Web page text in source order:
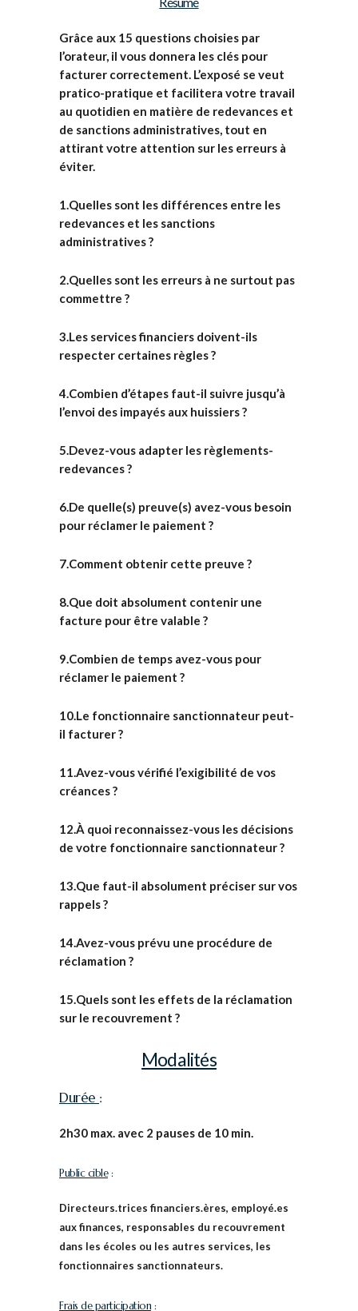
Grâce aux 15 questions choisies par
l’orateur, il vous donnera les clés pour
facturer correctement. L’exposé se veut
pratico-pratique et facilitera votre travail
au quotidien en matière de redevances et
de sanctions administratives, tout en
attirant votre attention sur les erreurs à
éviter.
1.Quelles sont les différences entre les
redevances et les sanctions
administratives ?
2.Quelles sont les erreurs à ne surtout pas
commettre ?
3.Les services financiers doivent-ils
respecter certaines règles ?
4.Combien d’étapes faut-il suivre jusqu’à
l’envoi des impayés aux huissiers ?
5.Devez-vous adapter les règlements-
redevances ?
6.De quelle(s) preuve(s) avez-vous besoin
pour réclamer le paiement ?
7.Comment obtenir cette preuve ?
8.Que doit absolument contenir une
facture pour être valable ?
9.Combien de temps avez-vous pour
réclamer le paiement ?
10.Le fonctionnaire sanctionnateur peut-
il facturer ?
11.Avez-vous vérifié l’exigibilité de vos
créances ?
12.À quoi reconnaissez-vous les décisions
de votre fonctionnaire sanctionnateur ?
13.Que faut-il absolument préciser sur vos
rappels ?
14.Avez-vous prévu une procédure de
réclamation ?
15.Quels sont les effets de la réclamation
sur le recouvrement ?
Modalités
Durée :
2h30 max. avec 2 pauses de 10 min.
Public cible:
Directeurs.trices financiers.ères, employé.es
aux finances, responsables du recouvrement
dans les écoles ou les autres services, les
fonctionnaires sanctionnateurs.
Frais de participation: